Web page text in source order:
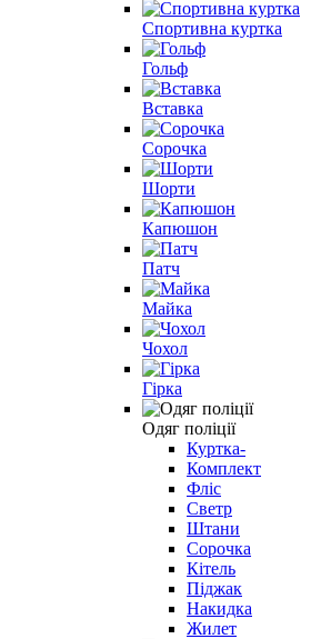
Спортивна куртка
Гольф
Вставка
Сорочка
Шорти
Капюшон
Патч
Майка
Чохол
Гірка
Одяг поліції
Куртка-
Комплект
Фліс
Светр
Штани
Сорочка
Кітель
Піджак
Накидка
Жилет